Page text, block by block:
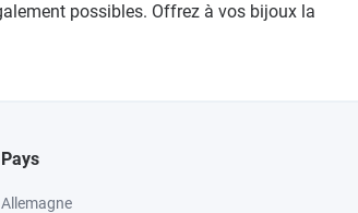
possibles. Offrez à vos bijoux la
Pays
Allemagne